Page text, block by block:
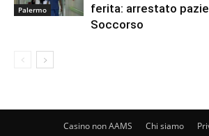
Palermo
ferita: arrestato
Soccorso
Casino non AAMS Chi siamo